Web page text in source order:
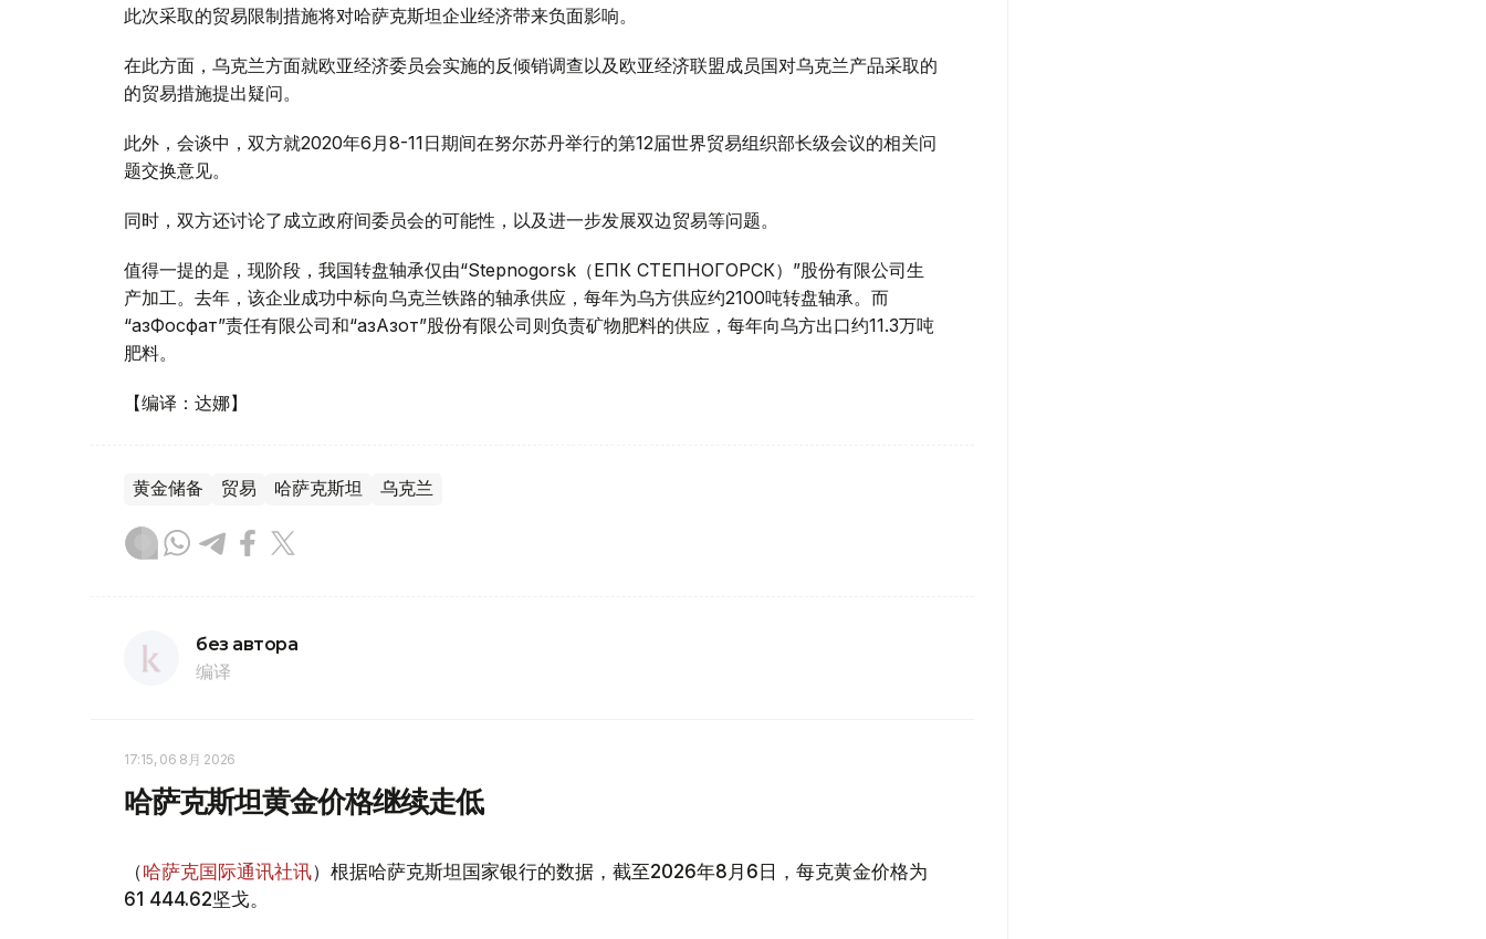
此次采取的贸易限制措施将对哈萨克斯坦企业经济带来负面影响。
在此方面，乌克兰方面就欧亚经济委员会实施的反倾销调查以及欧亚经济联盟成员国对乌克兰产品采取的
的贸易措施提出疑问。
此外，会谈中，双方就2020年6月8-11日期间在努尔苏丹举行的第12届世界贸易组织部长级会议的相关问
题交换意见。
同时，双方还讨论了成立政府间委员会的可能性，以及进一步发展双边贸易等问题。
值得一提的是，现阶段，我国转盘轴承仅由“Stepnogorsk（ЕПК СТЕПНОГОРСК）”股份有限公司生
产加工。去年，该企业成功中标向乌克兰铁路的轴承供应，每年为乌方供应约2100吨转盘轴承。 而
“ҚазФосфат”责任有限公司和“ҚазАзот”股份有限公司则负责矿物肥料的供应，每年向乌方出口约11.3万吨
肥料。
【编译：达娜】
黄金储备 贸易 哈萨克斯坦 乌克兰
без автора
编译
17:15, 06 8月 2026
哈萨克斯坦黄金价格继续走低
（哈萨克国际通讯社讯）根据哈萨克斯坦国家银行的数据，截至2026年8月6日，每克黄金价格为
61 444.62坚戈。